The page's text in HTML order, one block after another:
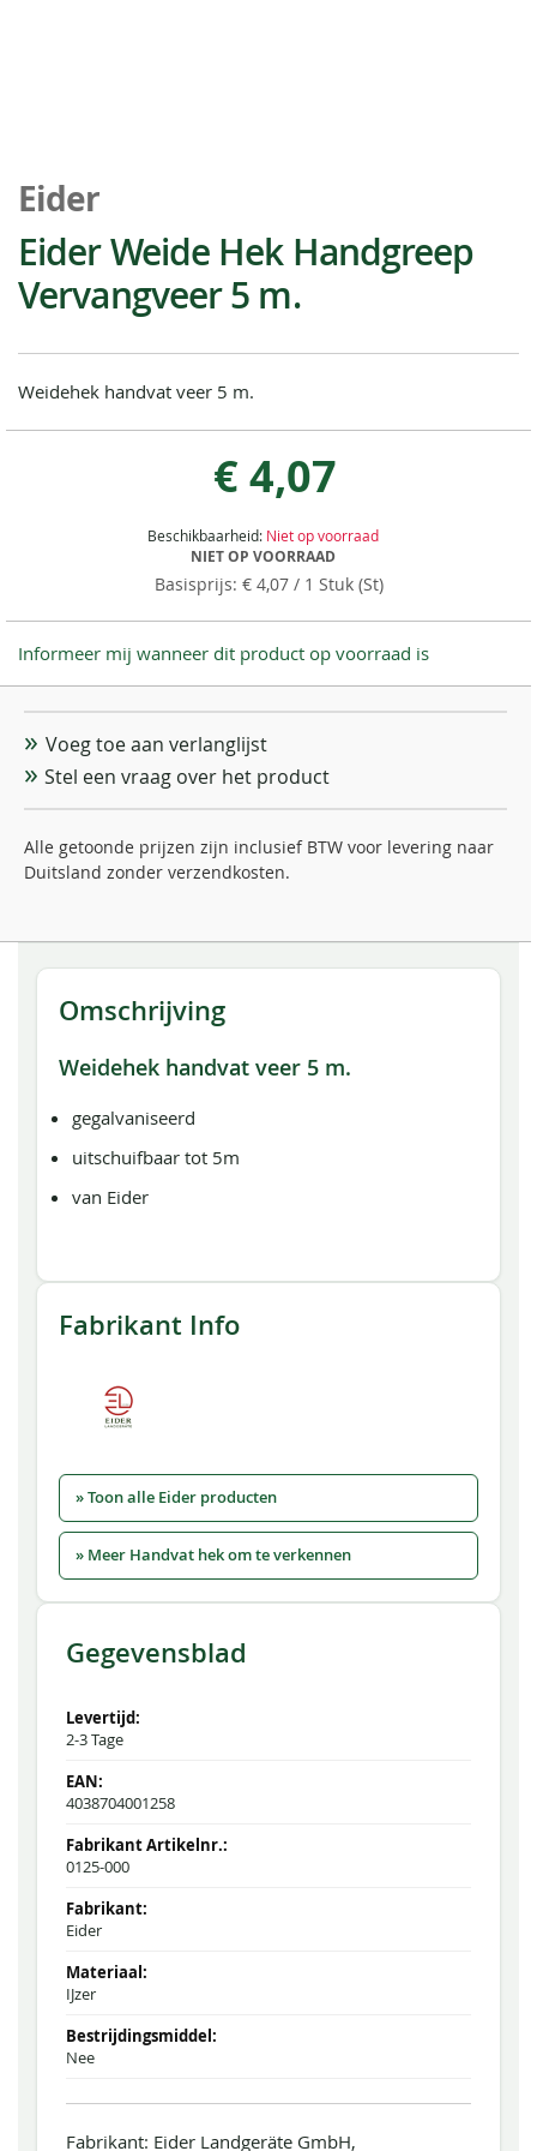
naar
het
begin
van
de
gallerij
Eider
Eider Weide Hek Handgreep
Vervangveer 5 m.
Weidehek handvat veer 5 m.
€ 4,07
€ 4,07/ 1 Stuk (St)
Beschikbaarheid: Niet op voorraad
NIET OP VOORRAAD
Informeer mij wanneer dit product op voorraad is
Voeg toe aan verlanglijst
Stel een vraag over het product
Alle getoonde prijzen zijn inclusief BTW voor levering naar
Duitsland zonder verzendkosten.
Omschrijving
Weidehek handvat veer 5 m.
gegalvaniseerd
uitschuifbaar tot 5m
van Eider
Fabrikant Info
» Toon alle Eider producten
» Meer Handvat hek om te verkennen
Gegevensblad
2-3 Tage
4038704001258
0125-000
Eider
IJzer
Nee
Fabrikant: Eider Landgeräte GmbH,